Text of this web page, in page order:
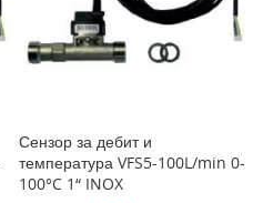
Сензор за дебит и
температура VFS5-100L/min 0-
100°C 1“ INOX